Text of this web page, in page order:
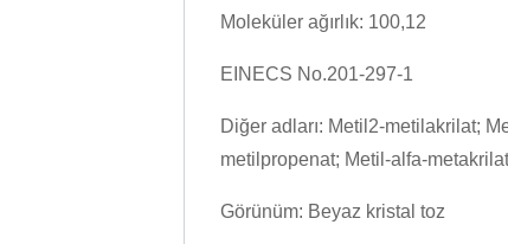
Moleküler ağırlık: 100,12
EINECS No.201-297-1
Diğer adları: Metil2-metilakrilat;
metilpropenat; Metil-alfa-
Görünüm: Beyaz kristal toz